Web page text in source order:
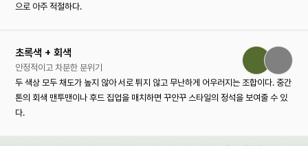
으로 아주 적절하다.
초록색 + 회색
안정적이고 차분한 분위기
두 색상 모두 채도가 높지 않아 서로 튀지 않고 무난하게 어우러지는 조합이다. 중간
톤의 회색 맨투맨이나 후드 집업을 매치하면 꾸안꾸 스타일의 정석을 보여줄 수 있
다.